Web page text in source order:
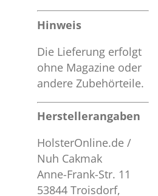
Hinweis
Die Lieferung erfolgt
ohne Magazine oder
andere Zubehörteile.
Herstellerangaben
HolsterOnline.de /
Nuh Cakmak
Anne-Frank-Str. 11
53844 Troisdorf,